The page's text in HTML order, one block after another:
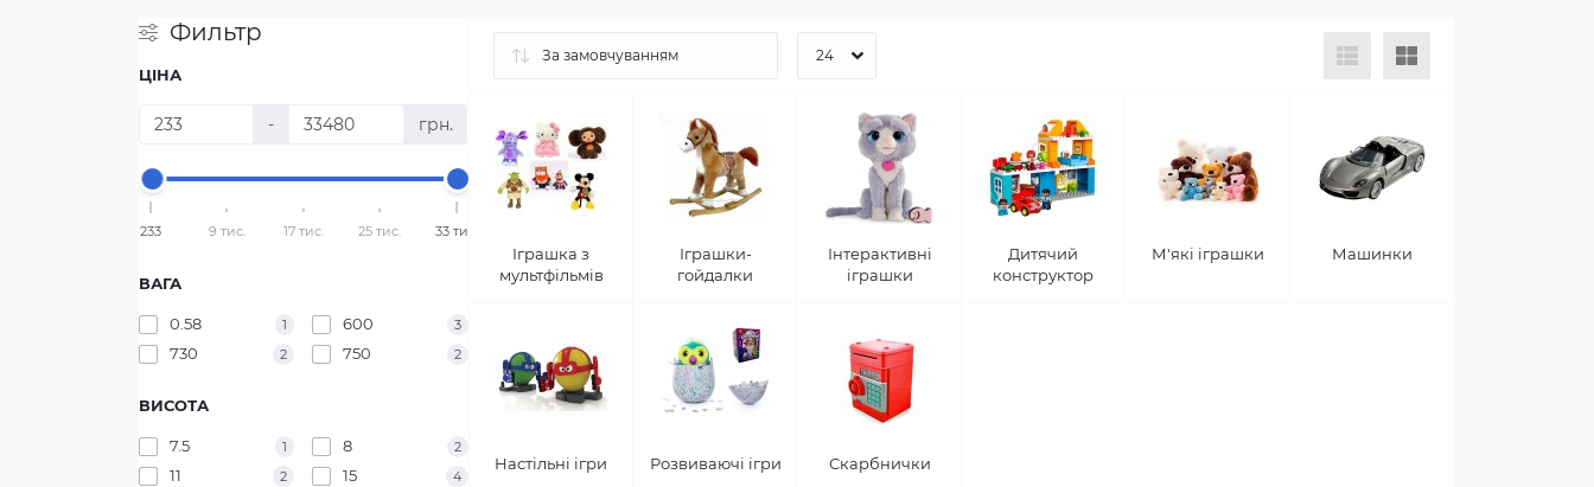
Фильтр
ЦІНА
- грн.
233 9 тис. 17 тис. 25 тис. 33 тис.
ВАГА
0.58 1 600 3
730 2 750 2
ВИСОТА
7.5 1 8 2
11 2 15 4
Іграшка з
мультфільмів
Іграшки-
гойдалки
Інтерактивні
іграшки
Дитячий
конструктор
М'які іграшки Машинки
Настільні ігри Розвиваючі ігри Скарбнички